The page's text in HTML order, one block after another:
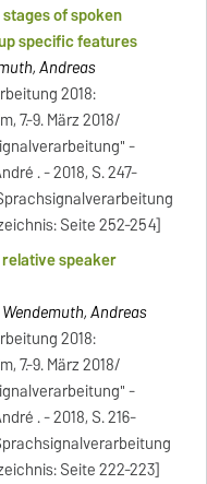
of spoken
specific features
Andreas
2018:
7.-9. März 2018/
-
. - 2018, S. 247-
Seite 252-254]
speaker
Andreas
2018:
7.-9. März 2018/
-
. - 2018, S. 216-
Seite 222-223]